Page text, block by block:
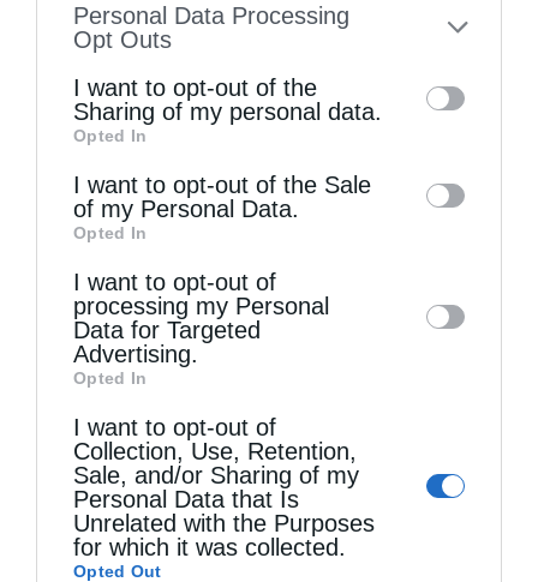
to your opt-out. You may separately opt-out
information by third parties on the IAB’s list
of downstream participants. This
information may also be disclosed by us to
third parties on theIAB’s List of
Downstream Participants
disclose it to other third parties.
Personal Data Processing
Opt Outs
I want to opt-out of the
Sharing of my personal data.
Opted In
I want to opt-out of the Sale
of my Personal Data.
Opted In
I want to opt-out of
processing my Personal
Data for Targeted
Advertising.
Opted In
I want to opt-out of
Collection, Use, Retention,
Sale, and/or Sharing of my
Personal Data that Is
Unrelated with the Purposes
for which it was collected.
Opted Out